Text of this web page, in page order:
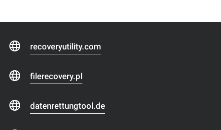
recoveryutility.com
filerecovery.pl
datenrettungtool.de